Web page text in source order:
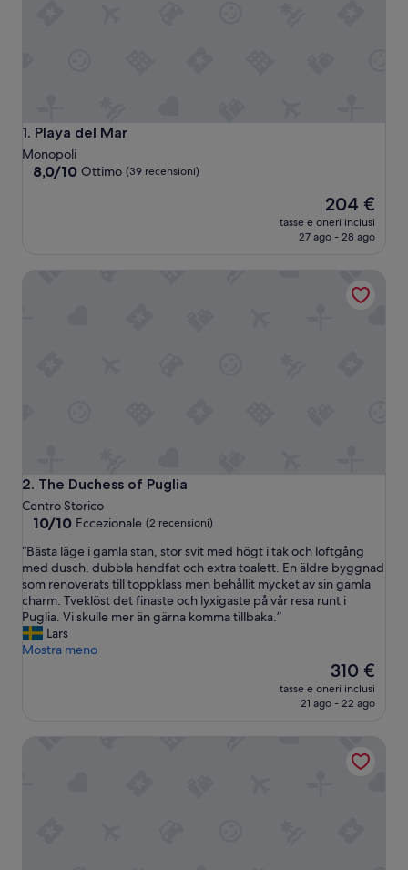
1. Playa del Mar
Playa del Mar
Monopoli
8.0
8,0/10 Ottimo (39 recensioni)
Il
prezzo
attuale
204 €
tasse e oneri inclusi
27 ago - 28 ago
2. The Duchess of Puglia
The Duchess of Puglia
Centro Storico
10.0
10,
Eccezionale,
(2
recensioni)
10/10 Eccezionale (2 recensioni)
“
B
ä
s
t
a
l
“Bästa läge i gamla stan, stor svit med högt i tak och loftgång
med dusch, dubbla handfat och extra toalett. En äldre byggnad
som renoverats till toppklass men behållit mycket av sin gamla
charm. Tveklöst det finaste och lyxigaste på vår resa runt i
Puglia. Vi skulle mer än gärna komma tillbaka.”
Lars
Mostra meno
Il
prezzo
attuale
310 €
tasse e oneri inclusi
21 ago - 22 ago